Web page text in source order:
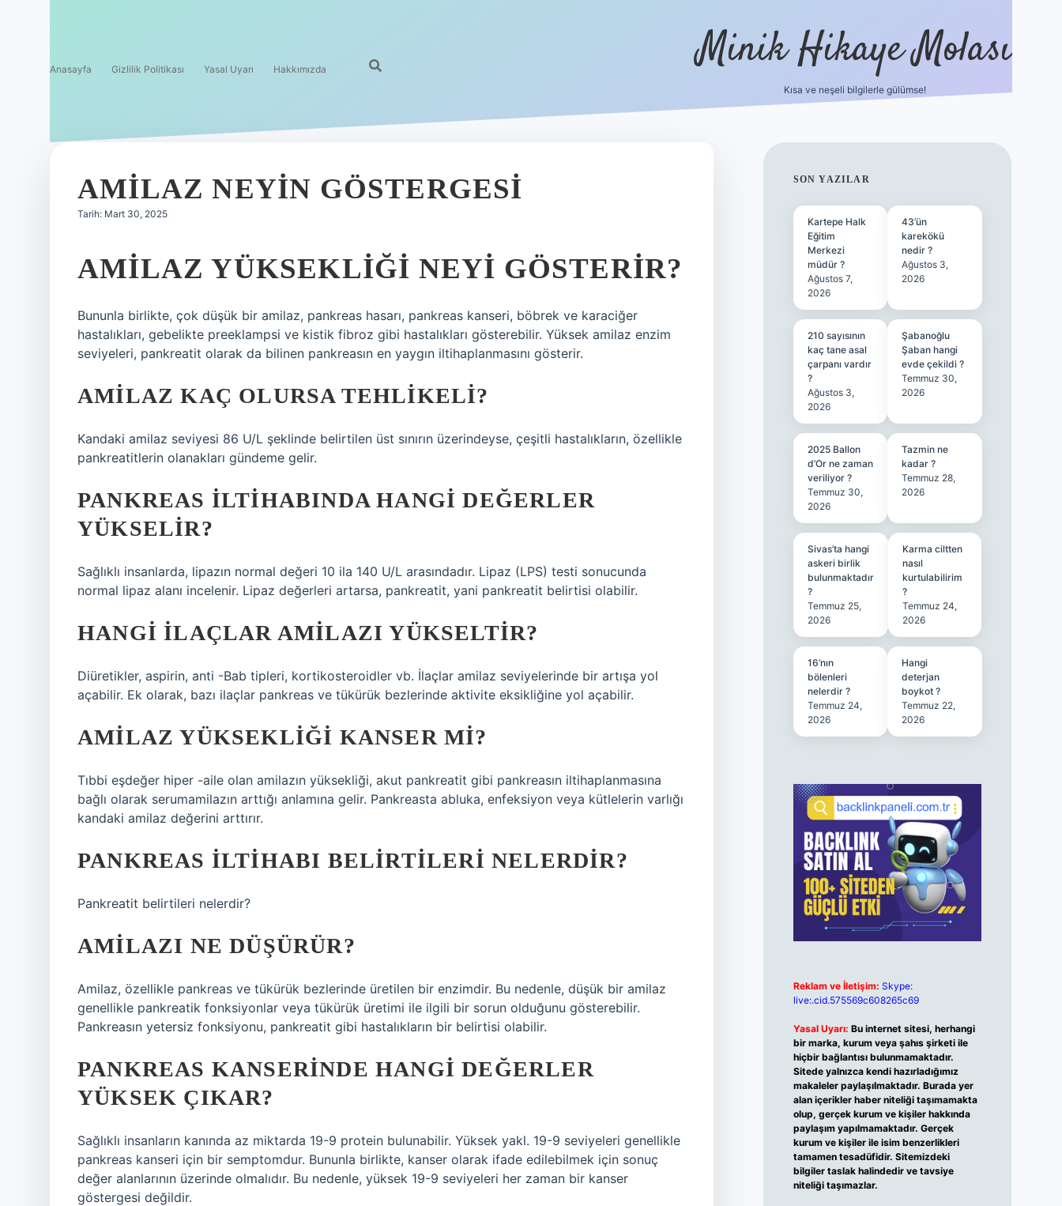
Anasayfa Gizlilik Politikası Yasal Uyarı Hakkımızda Minik Hikaye Molası
Kısa ve neşeli bilgilerle gülümse!
AMILAZ NEYIN GÖSTERGESI
Tarih: Mart 30, 2025
AMILAZ YÜKSEKLIĞI NEYI GÖSTERIR?
Bununla birlikte, çok düşük bir amilaz, pankreas hasarı, pankreas kanseri, böbrek ve karaciğer
hastalıkları, gebelikte preeklampsi ve kistik fibroz gibi hastalıkları gösterebilir. Yüksek amilaz enzim
seviyeleri, pankreatit olarak da bilinen pankreasın en yaygın iltihaplanmasını gösterir.
AMILAZ KAÇ OLURSA TEHLIKELI?
Kandaki amilaz seviyesi 86 U/L şeklinde belirtilen üst sınırın üzerindeyse, çeşitli hastalıkların, özellikle
pankreatitlerin olanakları gündeme gelir.
PANKREAS ILTIHABINDA HANGI DEĞERLER
YÜKSELIR?
Sağlıklı insanlarda, lipazın normal değeri 10 ila 140 U/L arasındadır. Lipaz (LPS) testi sonucunda
normal lipaz alanı incelenir. Lipaz değerleri artarsa, pankreatit, yani pankreatit belirtisi olabilir.
HANGI ILAÇLAR AMILAZI YÜKSELTIR?
Diüretikler, aspirin, anti -Bab tipleri, kortikosteroidler vb. İlaçlar amilaz seviyelerinde bir artışa yol
açabilir. Ek olarak, bazı ilaçlar pankreas ve tükürük bezlerinde aktivite eksikliğine yol açabilir.
AMILAZ YÜKSEKLIĞI KANSER MI?
Tıbbi eşdeğer hiper -aile olan amilazın yüksekliği, akut pankreatit gibi pankreasın iltihaplanmasına
bağlı olarak serumamilazın arttığı anlamına gelir. Pankreasta abluka, enfeksiyon veya kütlelerin varlığı
kandaki amilaz değerini arttırır.
PANKREAS ILTIHABI BELIRTILERI NELERDIR?
Pankreatit belirtileri nelerdir?
AMILAZI NE DÜŞÜRÜR?
Amilaz, özellikle pankreas ve tükürük bezlerinde üretilen bir enzimdir. Bu nedenle, düşük bir amilaz
genellikle pankreatik fonksiyonlar veya tükürük üretimi ile ilgili bir sorun olduğunu gösterebilir.
Pankreasın yetersiz fonksiyonu, pankreatit gibi hastalıkların bir belirtisi olabilir.
PANKREAS KANSERINDE HANGI DEĞERLER
YÜKSEK ÇIKAR?
Sağlıklı insanların kanında az miktarda 19-9 protein bulunabilir. Yüksek yakl. 19-9 seviyeleri genellikle
pankreas kanseri için bir semptomdur. Bununla birlikte, kanser olarak ifade edilebilmek için sonuç
değer alanlarının üzerinde olmalıdır. Bu nedenle, yüksek 19-9 seviyeleri her zaman bir kanser
göstergesi değildir.
SIDEBAR
SON YAZILAR
Kartepe Halk
Eğitim
Merkezi
müdür ?
Ağustos 7,
2026
43’ün
karekökü
nedir ?
Ağustos 3,
2026
210 sayısının
kaç tane asal
çarpanı vardır
?
Ağustos 3,
2026
Şabanoğlu
Şaban hangi
evde çekildi ?
Temmuz 30,
2026
2025 Ballon
d’Or ne zaman
veriliyor ?
Temmuz 30,
2026
Tazmin ne
kadar ?
Temmuz 28,
2026
Sivas’ta hangi
askeri birlik
bulunmaktadır
?
Temmuz 25,
2026
Karma ciltten
nasıl
kurtulabilirim
?
Temmuz 24,
2026
16’nın
bölenleri
nelerdir ?
Temmuz 24,
2026
Hangi
deterjan
boykot ?
Temmuz 22,
2026
Reklam ve İletişim: Skype:
live:.cid.575569c608265c69
Yasal Uyarı: Bu internet sitesi, herhangi
bir marka, kurum veya şahıs şirketi ile
hiçbir bağlantısı bulunmamaktadır.
Sitede yalnızca kendi hazırladığımız
makaleler paylaşılmaktadır. Burada yer
alan içerikler haber niteliği taşımamakta
olup, gerçek kurum ve kişiler hakkında
paylaşım yapılmamaktadır. Gerçek
kurum ve kişiler ile isim benzerlikleri
tamamen tesadüfidir. Sitemizdeki
bilgiler taslak halindedir ve tavsiye
niteliği taşımazlar.
https://